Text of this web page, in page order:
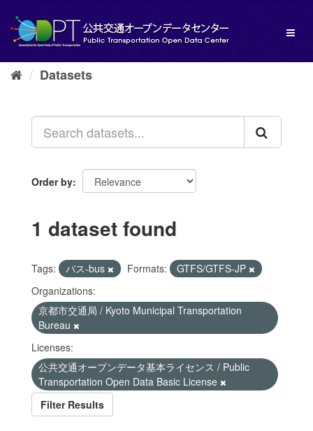
content
Datasets
Order by
1 dataset found
Tags: バス-bus Formats:
GTFS/GTFS-JP
Organizations:
京都市交通局 / Kyoto Municipal Transportation
Bureau
Licenses:
公共交通オープンデータ基本ライセンス / Public
Transportation Open Data Basic License
Filter Results